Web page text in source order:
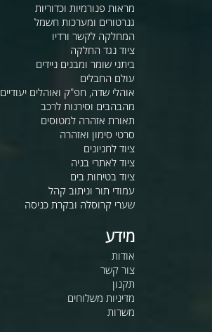
מראות פנורמיות וכדוריות
גנרטורים ומערכות חשמל
המחלקה לקשר ורדיו
ציוד נגד החלקה
ביתני שומר ומבנים ניידים
עולם החבלים
אוהלי שדה, חפ"ק ואוהלים יעודיים
מהבהבים וסירנות לרכב
תאורת אזהרה למטוסים
סרטי סימון ואזהרה
ציוד לחניונים
ציוד לאתרי בניה
ציוד בטיחות בים
עמודי תור וניתוב קהל
שערי קרוסלה ובקרת כניסה
מידע
אודות
צור קשר
תקנון
מדיניות משלוחים
משרות